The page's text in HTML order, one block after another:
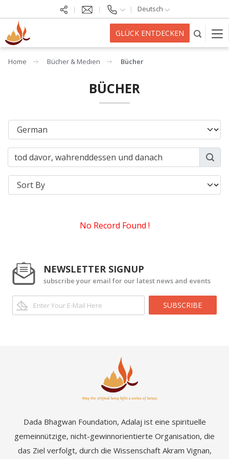
Deutsch
GLÜCK ENTDECKEN
Home Bücher & Medien Bücher
BÜCHER
No Record Found !
NEWSLETTER SIGNUP
subscribe your email for our latest news and events
SUBSCRIBE
Dada Bhagwan Foundation, Adalaj ist eine spirituelle
gemeinnützige, nicht-gewinnorientierte Organisation, die
das Ziel verfolgt, durch die Wissenschaft Akram Vignan,